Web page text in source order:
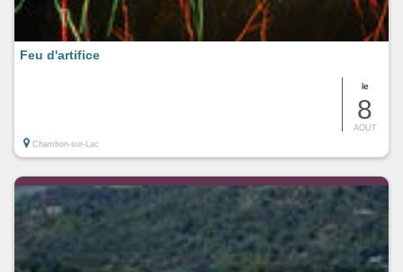
le
8
AOUT
Feu d'artifice
Chambon-sur-Lac